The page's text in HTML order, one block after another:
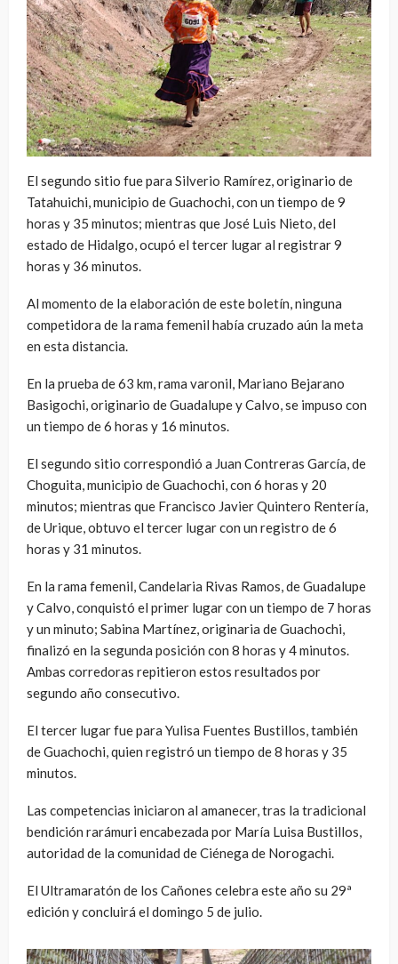
El segundo sitio fue para Silverio Ramírez, originario de
Tatahuichi, municipio de Guachochi, con un tiempo de 9
horas y 35 minutos; mientras que José Luis Nieto, del
estado de Hidalgo, ocupó el tercer lugar al registrar 9
horas y 36 minutos.
Al momento de la elaboración de este boletín, ninguna
competidora de la rama femenil había cruzado aún la meta
en esta distancia.
En la prueba de 63 km, rama varonil, Mariano Bejarano
Basigochi, originario de Guadalupe y Calvo, se impuso con
un tiempo de 6 horas y 16 minutos.
El segundo sitio correspondió a Juan Contreras García, de
Choguita, municipio de Guachochi, con 6 horas y 20
minutos; mientras que Francisco Javier Quintero Rentería,
de Urique, obtuvo el tercer lugar con un registro de 6
horas y 31 minutos.
En la rama femenil, Candelaria Rivas Ramos, de Guadalupe
y Calvo, conquistó el primer lugar con un tiempo de 7 horas
y un minuto; Sabina Martínez, originaria de Guachochi,
finalizó en la segunda posición con 8 horas y 4 minutos.
Ambas corredoras repitieron estos resultados por
segundo año consecutivo.
El tercer lugar fue para Yulisa Fuentes Bustillos, también
de Guachochi, quien registró un tiempo de 8 horas y 35
minutos.
Las competencias iniciaron al amanecer, tras la tradicional
bendición rarámuri encabezada por María Luisa Bustillos,
autoridad de la comunidad de Ciénega de Norogachi.
El Ultramaratón de los Cañones celebra este año su 29ª
edición y concluirá el domingo 5 de julio.